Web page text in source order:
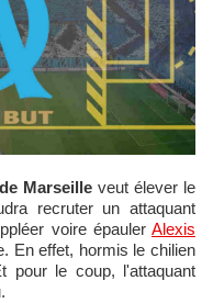
Marseille veut élever le
recruter un attaquant
voire épauler Alexis
En effet, hormis le chilien
pour le coup, l'attaquant